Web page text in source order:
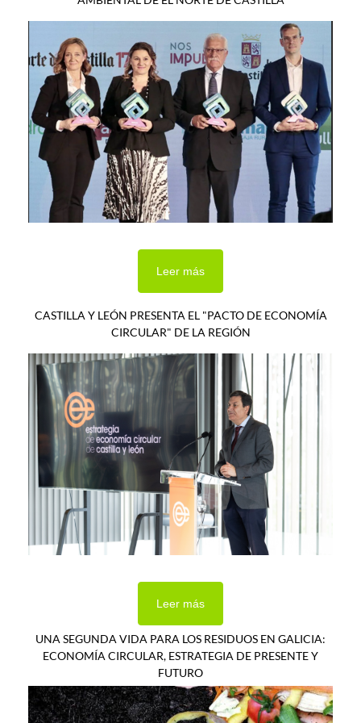
Leer más
CASTILLA Y LEÓN PRESENTA EL "PACTO DE ECONOMÍA
CIRCULAR" DE LA REGIÓN
Leer más
UNA SEGUNDA VIDA PARA LOS RESIDUOS EN GALICIA:
ECONOMÍA CIRCULAR, ESTRATEGIA DE PRESENTE Y
FUTURO